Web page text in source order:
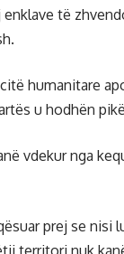
të
humanitare
u hodhën
vdekur nga
prej se nisi
territori nuk